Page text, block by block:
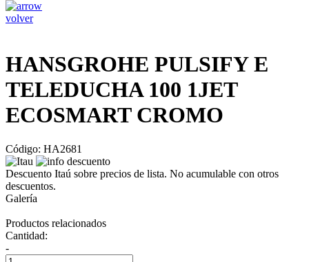
volver
HANSGROHE PULSIFY E
TELEDUCHA 100 1JET
ECOSMART CROMO
Código: HA2681
Descuento Itaú sobre precios de lista. No acumulable con otros
descuentos.
Galería
Productos relacionados
Cantidad:
-